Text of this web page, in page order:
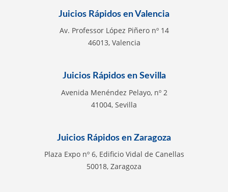
Juicios Rápidos en Valencia
Av. Professor López Piñero nº 14
46013, Valencia
Juicios Rápidos en Sevilla
Avenida Menéndez Pelayo, nº 2
41004, Sevilla
Juicios Rápidos en Zaragoza
Plaza Expo nº 6, Edificio Vidal de Canellas
50018, Zaragoza